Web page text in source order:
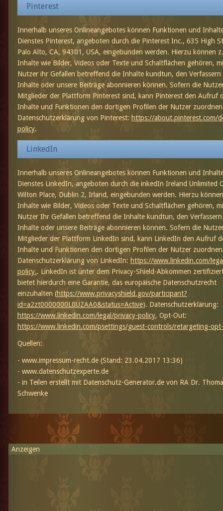
Pinterest
Innerhalb unseres Onlineangebotes können Funktionen und
Dienstes Pinterest, angeboten durch die Pinterest Inc., 635 High
Palo Alto, CA, 94301, USA, eingebunden werden. Hierzu können
Inhalte wie Bilder, Videos oder Texte und Schaltflächen gehören,
Nutzer ihr Gefallen betreffend die Inhalte kundtun, den Verfassern
Inhalte oder unsere Beiträge abonnieren können. Sofern die
Mitglieder der Plattform Pinterest sind, kann Pinterest den Aufruf
Inhalte und Funktionen den dortigen Profilen der Nutzer
Datenschutzerklärung von Pinterest: https://about.pinterest.com/
policy.
LinkedIn
Innerhalb unseres Onlineangebotes können Funktionen und
Dienstes LinkedIn, angeboten durch die inkedIn Ireland Unlimited
Wilton Place, Dublin 2, Irland, eingebunden werden. Hierzu
Inhalte wie Bilder, Videos oder Texte und Schaltflächen gehören,
Nutzer Ihr Gefallen betreffend die Inhalte kundtun, den
Inhalte oder unsere Beiträge abonnieren können. Sofern die
Mitglieder der Plattform LinkedIn sind, kann LinkedIn den Aufruf
Inhalte und Funktionen den dortigen Profilen der Nutzer
Datenschutzerklärung von LinkedIn: https://www.linkedin.com/
policy.. LinkedIn ist unter dem Privacy-Shield-Abkommen
bietet hierdurch eine Garantie, das europäische Datenschutzrecht
einzuhalten (https://www.privacyshield.gov/participant?
id=a2zt0000000L0UZAA0&status=Active). Datenschutzerklärung:
https://www.linkedin.com/legal/privacy-policy, Opt-Out:
https://www.linkedin.com/psettings/guest-controls/retargeting-
Quellen:
- www.impressum-recht.de(Stand: 23.04.2017 13:36)
- www.datenschutzexperte.de
- in Teilen erstellt mit Datenschutz-Generator.de von RA Dr.
Schwenke
Anzeigen